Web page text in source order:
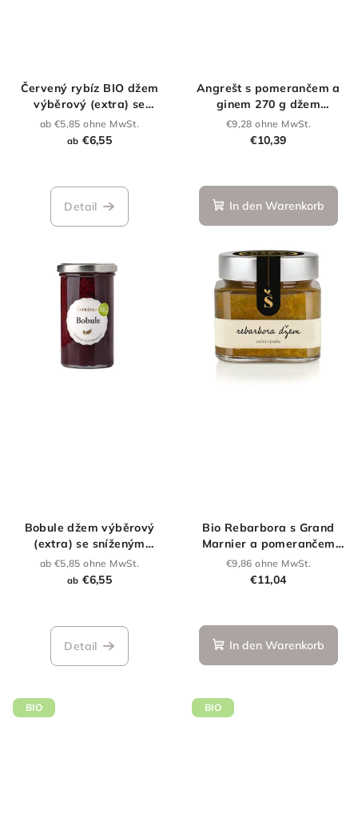
Červený rybíz BIO džem
výběrový (extra) se
sníženým obsahem cukru
ab €5,85 ohne MwSt.
ab €6,55
Detail
Angrešt s pomerančem a
ginem 270 g džem
výběrový (extra) se
sníženým obsahem cukru
€9,28 ohne MwSt.
€10,39
In den Warenkorb
Bobule džem výběrový
(extra) se sníženým
obsahem cukru
ab €5,85 ohne MwSt.
ab €6,55
Detail
Bio Rebarbora s Grand
Marnier a pomerančem
džem 270 g
€9,86 ohne MwSt.
€11,04
In den Warenkorb
BIO BIO